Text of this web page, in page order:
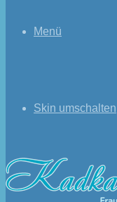
Menü
Skin umschalten